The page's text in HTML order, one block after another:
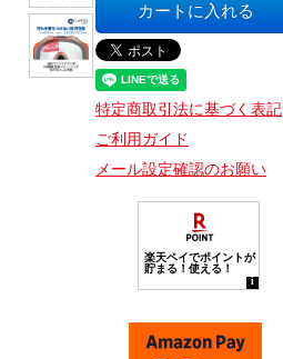
特定商取引法に基づく表記
ご利用ガイド
メール設定確認のお願い